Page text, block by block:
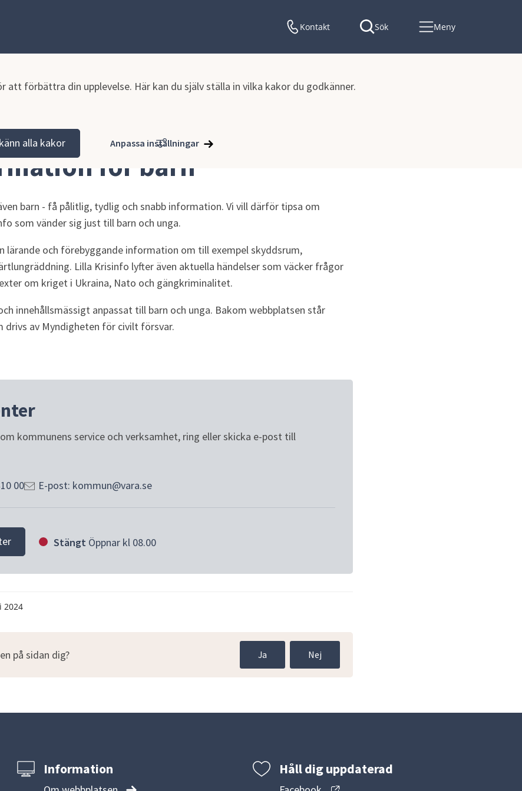
att förbättra din upplevelse. Här kan du själv ställa in vilka kakor du godkänner.
alla kakor Anpassa inställningar
Kontakt Sök Meny
Krisinformation för barn
för barn
barn - få pålitlig, tydlig och snabb information. Vi vill därför tipsa om
som vänder sig just till barn och unga.
lärande och förebyggande information om till exempel skyddsrum,
Lilla Krisinfo lyfter även aktuella händelser som väcker frågor
om kriget i Ukraina, Nato och gängkriminalitet.
innehållsmässigt anpassat till barn och unga. Bakom webbplatsen står
drivs av Myndigheten för civilt försvar.
kommunens service och verksamhet, ring eller skicka e-post till
00 E-post: kommun@vara.se
Stängt Öppnar kl 08.00
2024
på sidan dig? Ja Nej
Information Håll dig uppdaterad